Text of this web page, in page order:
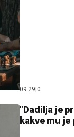
09:29 0
"Dadilja je
kakve mu